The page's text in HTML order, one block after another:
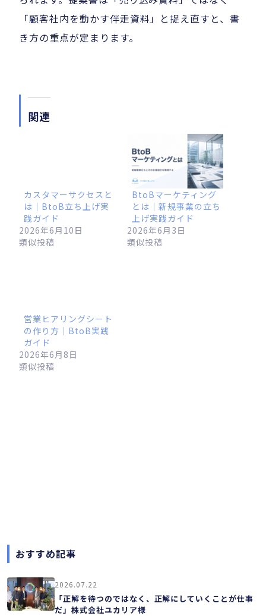
「顧客社内を動かす伴走資料」と捉え直すと、書
き方の重点が定まります。
関連
カスタマーサクセスと
は｜BtoB立ち上げ実
践ガイド
2026年6月10日
類似投稿
BtoBマーケティング
とは｜新規事業の立ち
上げ実践ガイド
2026年6月3日
類似投稿
営業ヒアリングシート
の作り方｜BtoB実践
ガイド
2026年6月8日
類似投稿
おすすめ記事
2026.07.22
「正解を待つのではなく、正解にしていくことが仕事
だ」株式会社ユカリア様